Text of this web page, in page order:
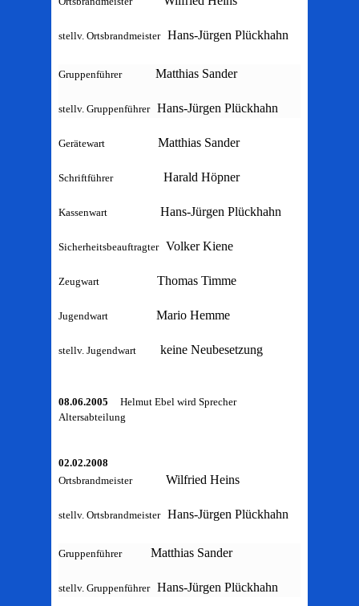
stellv. OrtsbrandmeisterHans-Jürgen Plückhahn
GruppenführerMatthias Sander
stellv. GruppenführerHans-Jürgen Plückhahn
GerätewartMatthias Sander
SchriftführerHarald Höpner
KassenwartHans-Jürgen Plückhahn
Sicherheitsbeauftragter Volker Kiene
ZeugwartThomas Timme
JugendwartMario Hemme
stellv. Jugendwartkeine Neubesetzung
08.06.2005 Helmut Ebel wird Sprecher
Altersabteilung
02.02.2008
Ortsbrandmeister Wilfried Heins
stellv. OrtsbrandmeisterHans-Jürgen Plückhahn
GruppenführerMatthias Sander
stellv. GruppenführerHans-Jürgen Plückhahn